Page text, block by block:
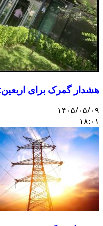
گمرک برای
۰۵/۰۹